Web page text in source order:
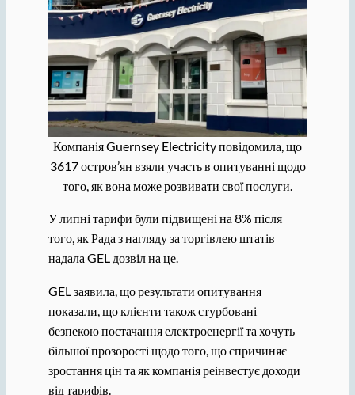
Компанія Guernsey Electricity повідомила, що
3617 остров’ян взяли участь в опитуванні щодо
того, як вона може розвивати свої послуги.
У липні тарифи були підвищені на 8% після
того, як Рада з нагляду за торгівлею штатів
надала GEL дозвіл на це.
GEL заявила, що результати опитування
показали, що клієнти також стурбовані
безпекою постачання електроенергії та хочуть
більшої прозорості щодо того, що спричиняє
зростання цін та як компанія реінвестує доходи
від тарифів.